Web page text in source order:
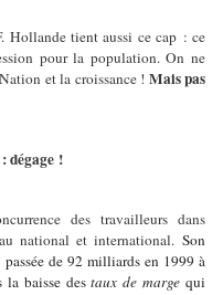
Hollande tient aussi ce cap : ce
pour la population. On ne
et la croissance ! Mais pas
dégage !
des travailleurs dans
national et international. Son
de 92 milliards en 1999 à
la baisse destaux de marge qui